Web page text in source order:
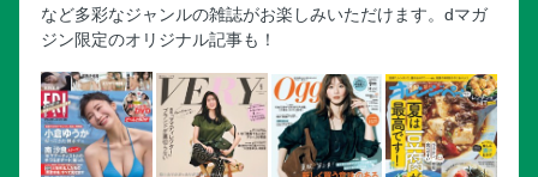
など多彩なジャンルの雑誌がお楽しみいただけます。dマガ
ジン限定のオリジナル記事も！